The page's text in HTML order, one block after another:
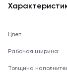
Цвет
Рабочая ширина:
Толщина